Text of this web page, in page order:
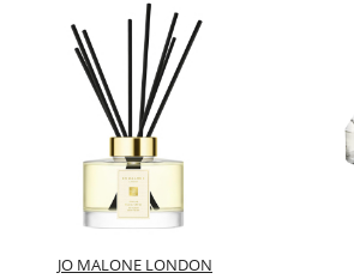
JO MALONE LONDON